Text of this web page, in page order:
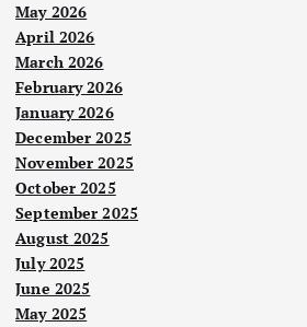
May 2026
April 2026
March 2026
February 2026
January 2026
December 2025
November 2025
October 2025
September 2025
August 2025
July 2025
June 2025
May 2025